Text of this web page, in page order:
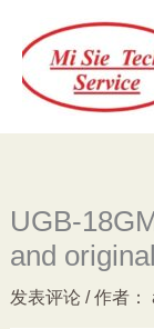
UGB-
and
发表评论 / 作者：